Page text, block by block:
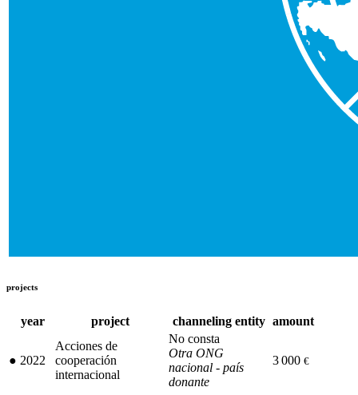
projects
year project channeling entity amount
● 2022
Acciones de
cooperación
internacional
No consta
Otra ONG
nacional - país
donante
3 000 €